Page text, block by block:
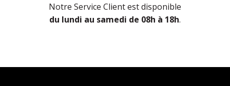
Notre Service Client est disponible
du lundi au samedi de 08h à 18h.